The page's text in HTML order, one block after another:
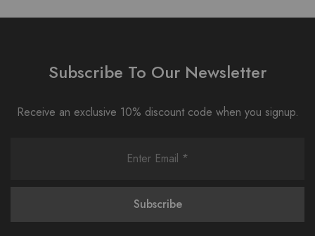
Subscribe To Our Newsletter
Receive an exclusive 10% discount code when you signup.